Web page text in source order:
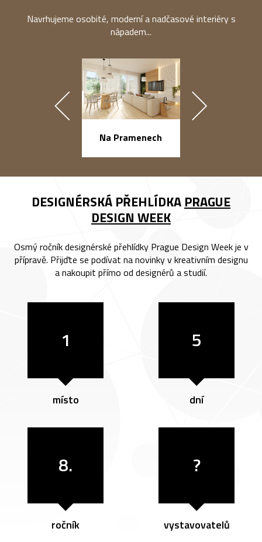
Navrhujeme osobité, moderní a nadčasové interiéry s
nápadem...
Na Pramenech
DESIGNÉRSKÁ PŘEHLÍDKA PRAGUE
DESIGN WEEK
Osmý ročník designérské přehlídky Prague Design Week je v
přípravě. Přijďte se podívat na novinky v kreativním designu
a nakoupit přímo od designérů a studií.
1
místo
5
dní
8.
ročník
?
vystavovatelů